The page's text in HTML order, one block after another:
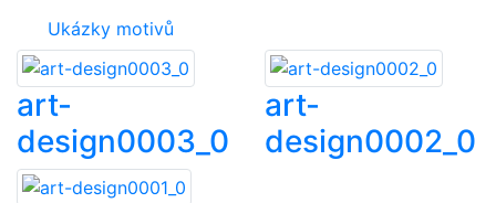
Ukázky motivů
art-
design0003_0
art-
design0002_0